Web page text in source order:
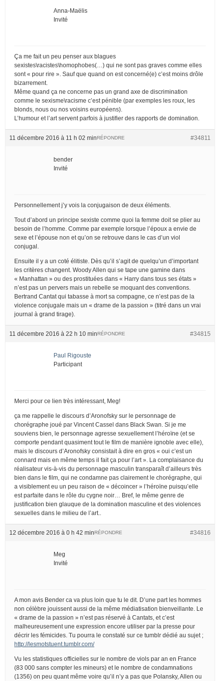
Anna-Maëlis
Invité
Ça me fait un peu penser aux blagues
sexistes\racistes\homophobes(…) qui ne sont pas graves comme elles
sont « pour rire ». Sauf que quand on est concerné(e) c’est moins drôle
bizarrement.
Même quand ça ne concerne pas un grand axe de discrimination
comme le sexisme\racisme c’est pénible (par exemples les roux, les
blonds, nous ou nos voisins européens).
L’humour et l’art servent parfois à justifier des rapports de domination.
11 décembre 2016 à 11 h 02 min #34811
RÉPONDRE
bender
Invité
Personnellement j’y vois la conjugaison de deux éléments.
Tout d’abord un principe sexiste comme quoi la femme doit se plier au
besoin de l’homme. Comme par exemple lorsque l’époux a envie de
sexe et l’épouse non et qu’on se retrouve dans le cas d’un viol
conjugal.
Ensuite il y a un coté élitiste. Dès qu’il s’agit de quelqu’un d’important
les critères changent. Woody Allen qui se tape une gamine dans
« Manhattan » ou des prostituées dans « Harry dans tous ses états »
n’est pas un pervers mais un rebelle se moquant des conventions.
Bertrand Cantat qui tabasse à mort sa compagne, ce n’est pas de la
violence conjugale mais un « drame de la passion » (titré dans un vrai
journal à grand tirage).
11 décembre 2016 à 22 h 10 min #34815
RÉPONDRE
Paul Rigouste
Participant
Merci pour ce lien très intéressant, Meg!
ça me rappelle le discours d’Aronofsky sur le personnage de
chorégraphe joué par Vincent Cassel dans Black Swan. Si je me
souviens bien, le personnage agresse sexuellement l’héroïne (et se
comporte pendant quasiment tout le film de manière ignoble avec elle),
mais le discours d’Aronofsky consistait à dire en gros « oui c’est un
connard mais en même temps il fait ça pour l’art ». La complaisance du
réalisateur vis-à-vis du personnage masculin transparaît d’ailleurs très
bien dans le film, qui ne condamne pas clairement le chorégraphe, qui
a visiblement eu un peu raison de « décoincer » l’héroïne puisqu’elle
est parfaite dans le rôle du cygne noir… Bref, le même genre de
justification bien glauque de la domination masculine et des violences
sexuelles dans le milieu de l’art..
12 décembre 2016 à 0 h 42 min #34816
RÉPONDRE
Meg
Invité
A mon avis Bender ca va plus loin que tu le dit. D’une part les hommes
non célèbre jouissent aussi de la même médiatisation bienveillante. Le
« drame de la passion » n’est pas réservé à Cantats, et c’est
malheureusement une expression encore utiliser par la presse pour
décrir les fémicides. Tu pourra le constaté sur ce tumblr dédié au sujet ;
http://lesmotstuent.tumblr.com/
Vu les statistiques officielles sur le nombre de viols par an en France
(83 000 sans compter les mineurs) et le nombre de condamnations
(1356) on peu quant même voire qu’il n’y a pas que Polansky, Allen ou